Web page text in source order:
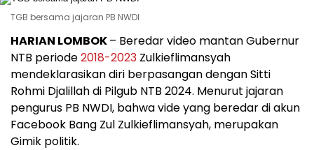
TGB bersama jajaran PB NWDI
HARIAN LOMBOK– Beredar video mantan Gubernur
NTB periode2018-2023 Zulkieflimansyah
mendeklarasikan diri berpasangan dengan Sitti
Rohmi Djalillah di Pilgub NTB 2024. Menurut jajaran
pengurus PB NWDI, bahwa vide yang beredar di akun
Facebook Bang Zul Zulkieflimansyah, merupakan
Gimik politik.